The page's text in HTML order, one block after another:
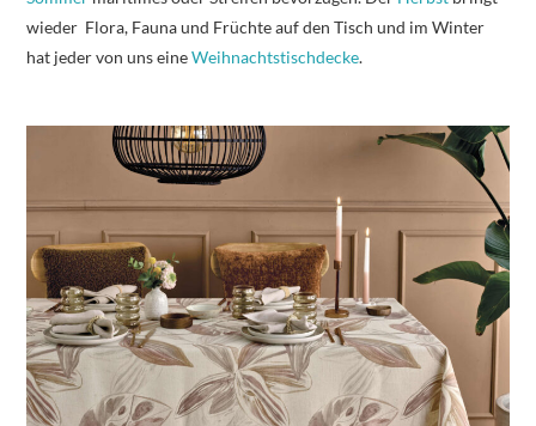
wieder Flora, Fauna und Früchte auf den Tisch und im Winter
hat jeder von uns eineWeihnachtstischdecke.